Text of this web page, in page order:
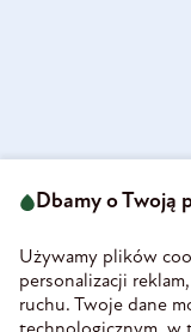
58-160 Świebodzice
REGON 890213034
INFORMACJE
Dbamy o Twoją
Używamy plików
personalizacji
ruchu. Twoje dane